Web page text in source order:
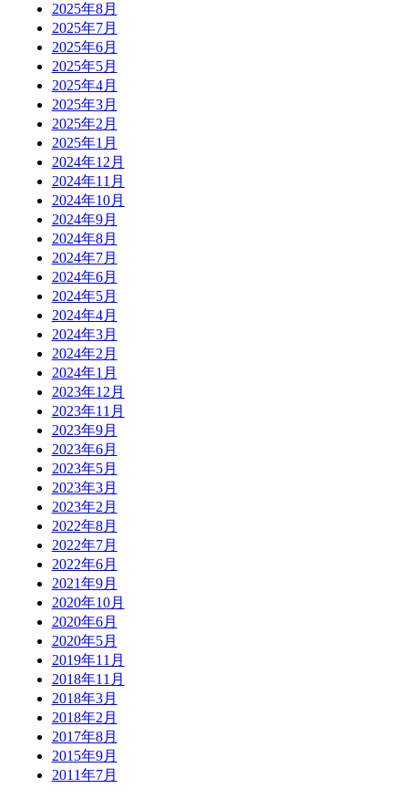
2025年8月
2025年7月
2025年6月
2025年5月
2025年4月
2025年3月
2025年2月
2025年1月
2024年12月
2024年11月
2024年10月
2024年9月
2024年8月
2024年7月
2024年6月
2024年5月
2024年4月
2024年3月
2024年2月
2024年1月
2023年12月
2023年11月
2023年9月
2023年6月
2023年5月
2023年3月
2023年2月
2022年8月
2022年7月
2022年6月
2021年9月
2020年10月
2020年6月
2020年5月
2019年11月
2018年11月
2018年3月
2018年2月
2017年8月
2015年9月
2011年7月